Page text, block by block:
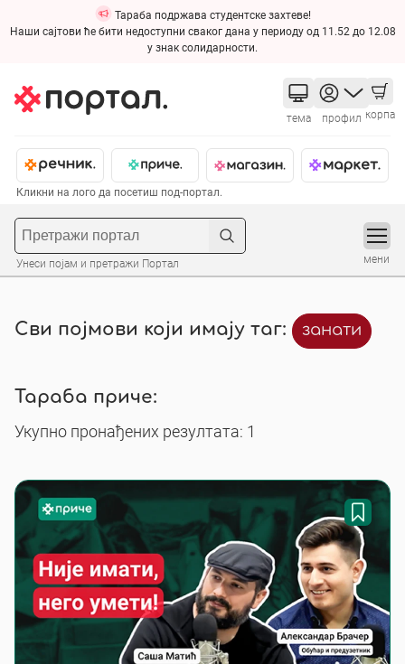
Тараба подржава студентске захтеве!
Наши сајтови ће бити недоступни сваког дана у периоду од 11.52 до 12.08
у знак солидарности.
тема профил корпа
Кликни на лого да посетиш под-портал.
Унеси појам и претражи Портал мени
Сви појмови који имају таг: занати
Тараба приче:
Укупно пронађених резултата: 1